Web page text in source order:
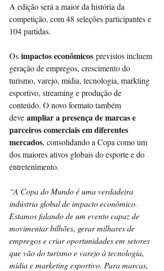
A edição será a maior da história da
competição, com 48 seleções participantes e
104 partidas.
Os impactos econômicos previstos incluem
geração de empregos, crescimento do
turismo, varejo, mídia, tecnologia, markting
esportivo, streaming e produção de
conteúdo. O novo formato também
deve ampliar a presença de marcas e
parceiros comerciais em diferentes
mercados, consolidando a Copa como um
dos maiores ativos globais do esporte e do
entretenimento.
“A Copa do Mundo é uma verdadeira
indústria global de impacto econômico.
Estamos falando de um evento capaz de
movimentar bilhões, gerar milhares de
empregos e criar oportunidades em setores
que vão do turismo e varejo à tecnologia,
mídia e marketing esportivo. Para marcas,